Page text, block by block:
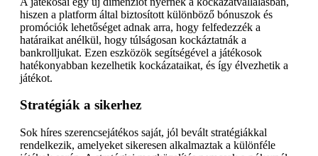
hiszen a platform által biztosított különböző bónuszok és
promóciók lehetőséget adnak arra, hogy felfedezzék a
határaikat anélkül, hogy túlságosan kockáztatnák a
bankrolljukat. Ezen eszközök segítségével a játékosok
hatékonyabban kezelhetik kockázataikat, és így élvezhetik a
játékot.
Stratégiák a sikerhez
Sok híres szerencsejátékos saját, jól bevált stratégiákkal
rendelkezik, amelyeket sikeresen alkalmaztak a különféle